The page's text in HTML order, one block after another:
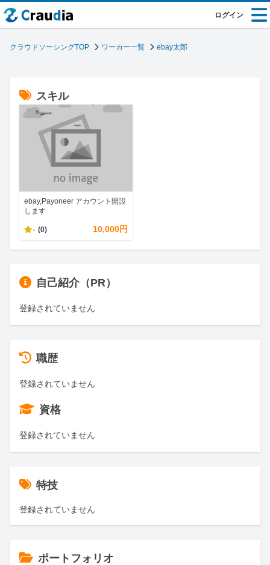
ログイン
クラウドソーシングTOP ワーカー一覧 ebay太郎
スキル
ebay,Payoneer アカウント開設
します
- (0) 10,000円
自己紹介（PR）
登録されていません
職歴
登録されていません
資格
登録されていません
特技
登録されていません
ポートフォリオ